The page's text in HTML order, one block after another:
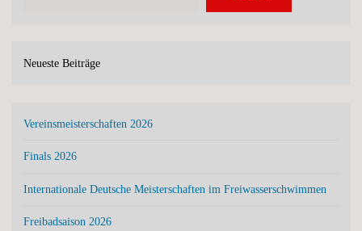
Neueste Beiträge
Vereinsmeisterschaften 2026
Finals 2026
Internationale Deutsche Meisterschaften im Freiwasserschwimmen
Freibadsaison 2026